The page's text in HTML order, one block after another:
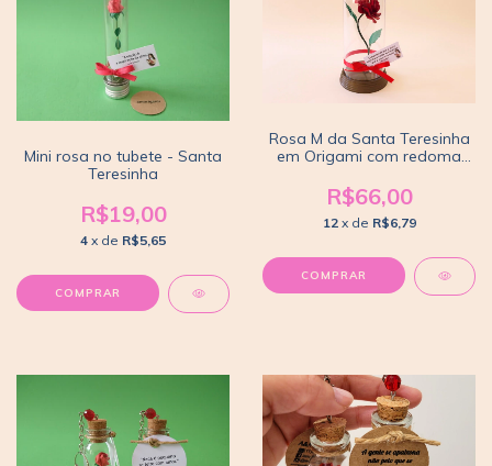
Mini rosa no tubete - Santa
Teresinha
R$19,00
4 x de R$5,65
COMPRAR
Rosa M da Santa Teresinha
em Origami com redoma
R$66,00
12 x de R$6,79
COMPRAR